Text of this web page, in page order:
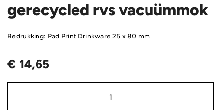
gerecycled rvs vacuümmok
Bedrukking: Pad Print Drinkware 25 x 80 mm
€ 14,65
RCS-